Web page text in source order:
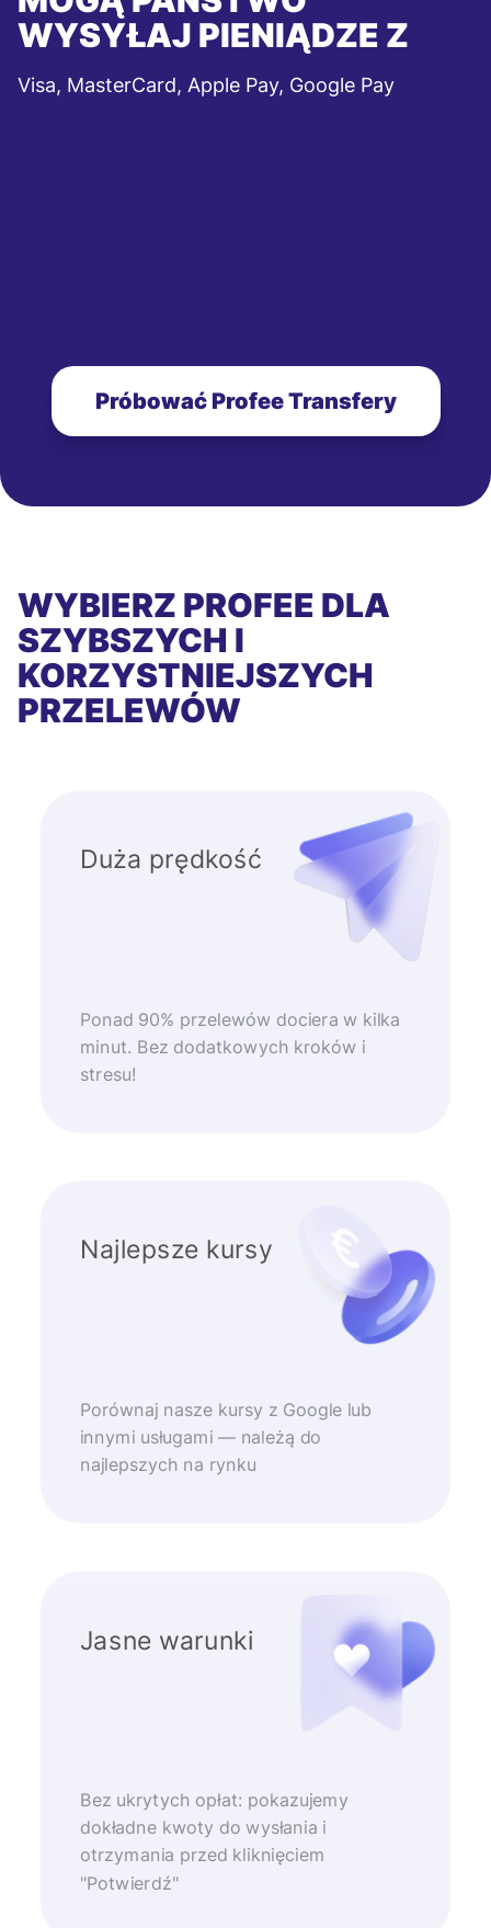
WYSYŁAJ PIENIĄDZE Z
Visa, MasterCard, Apple Pay, Google Pay
Próbować Profee Transfery
WYBIERZ PROFEE DLA
SZYBSZYCH I
KORZYSTNIEJSZYCH
PRZELEWÓW
Duża prędkość
Ponad 90% przelewów dociera w kilka
minut. Bez dodatkowych kroków i
stresu!
Najlepsze kursy
Porównaj nasze kursy z Google lub
innymi usługami — należą do
najlepszych na rynku
Jasne warunki
Bez ukrytych opłat: pokazujemy
dokładne kwoty do wysłania i
otrzymania przed kliknięciem
"Potwierdź"